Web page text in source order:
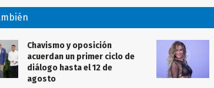
Chavismo y oposición
acuerdan un primer ciclo de
diálogo hasta el 12 de
agosto